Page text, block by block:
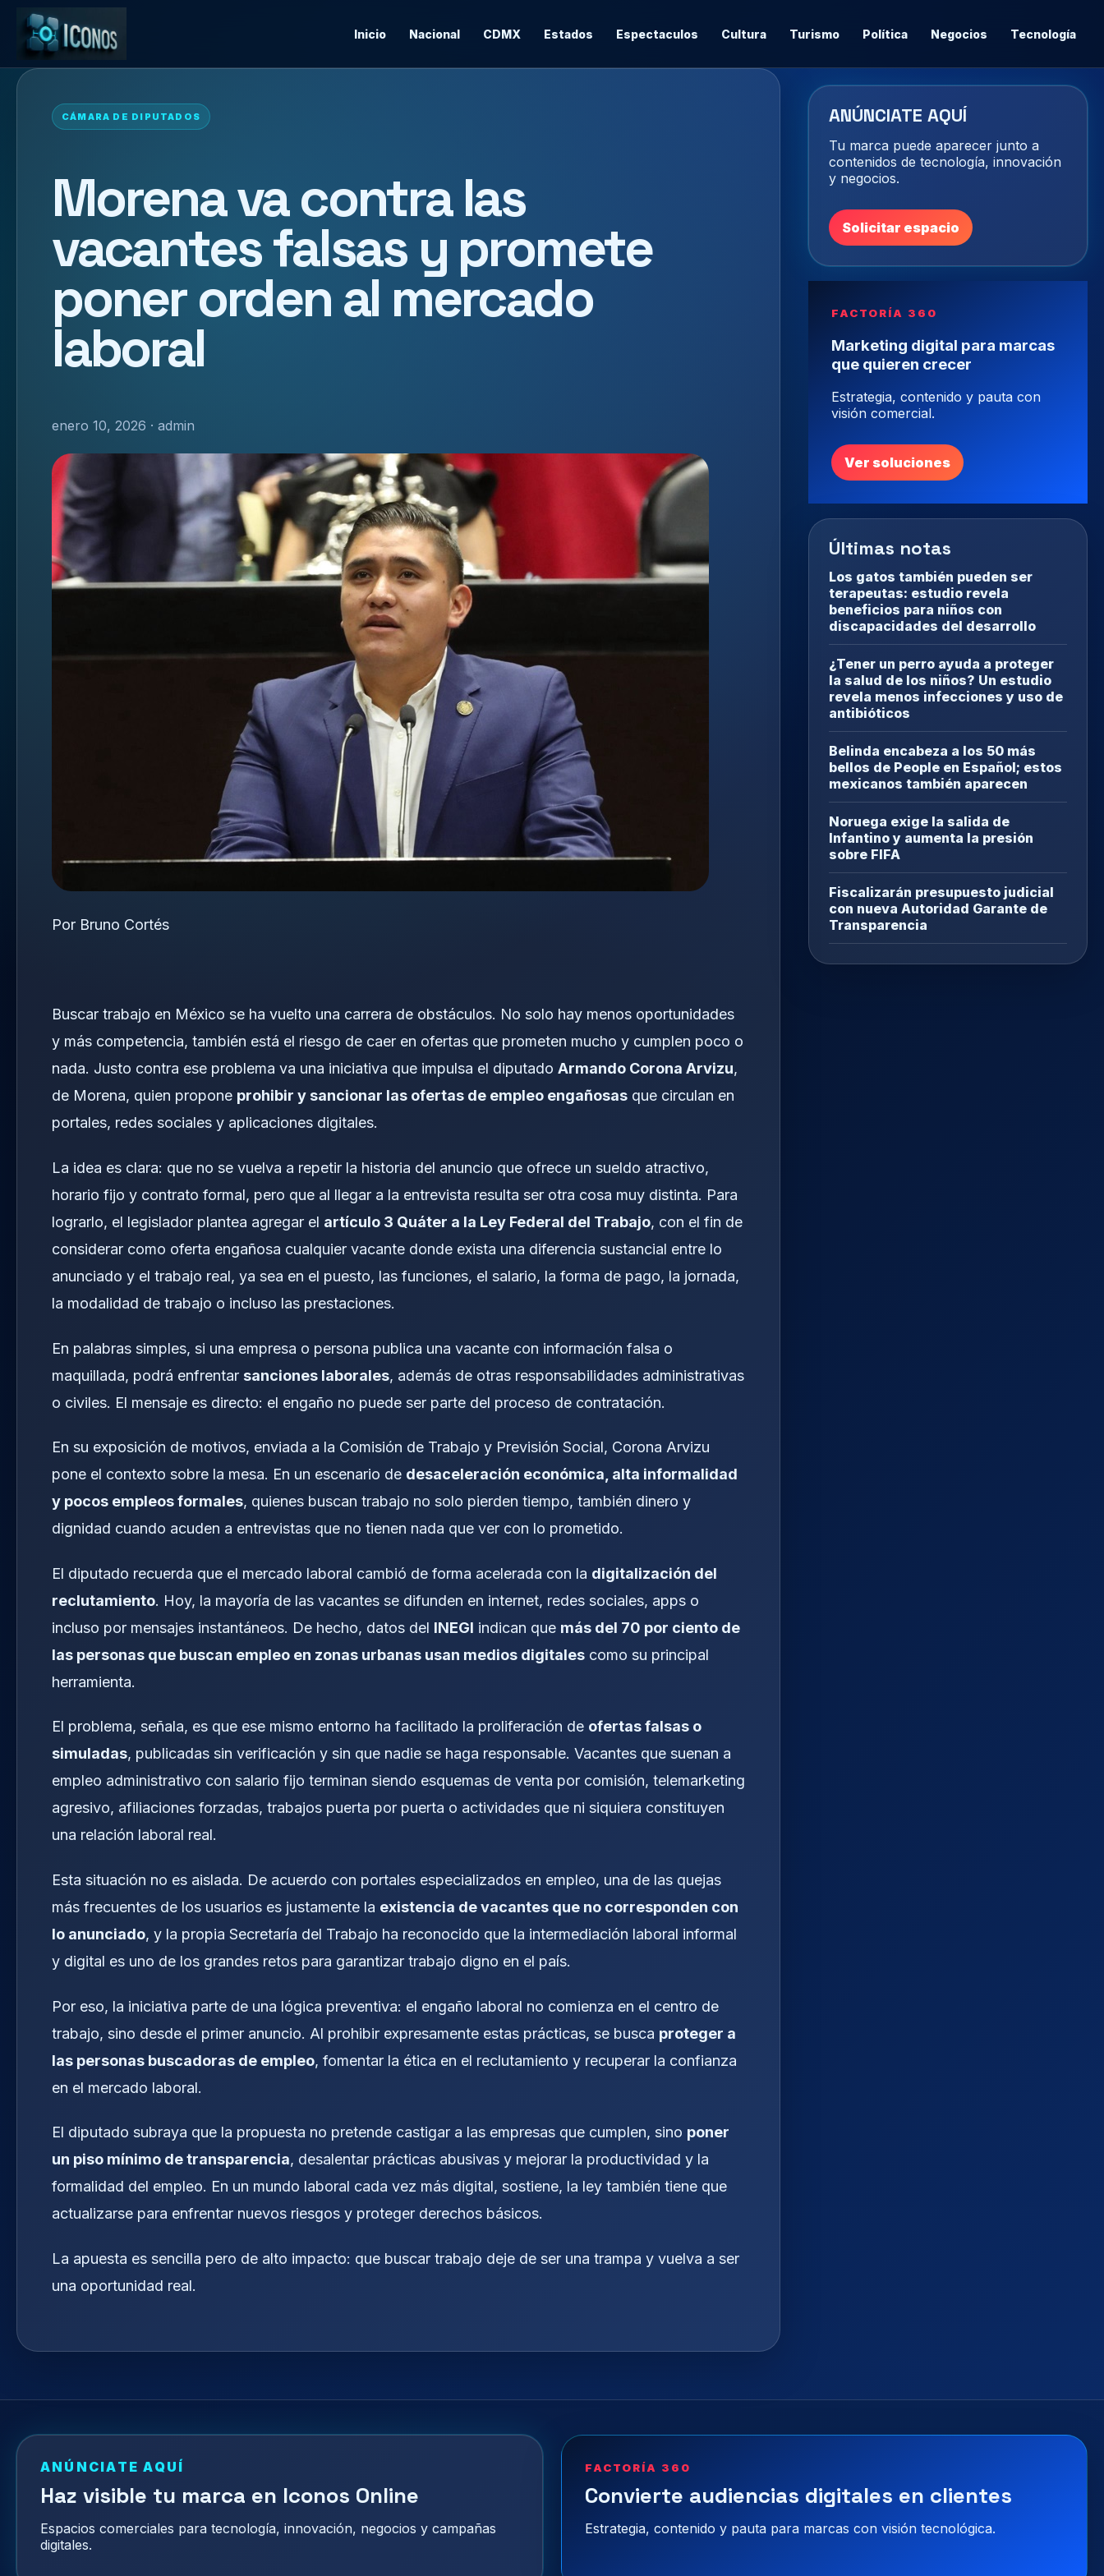
Inicio Nacional CDMX Estados Espectaculos Cultura Turismo Política Negocios Tecnología
CÁMARA DE DIPUTADOS
Morena va contra las
vacantes falsas y promete
poner orden al mercado
laboral
enero 10, 2026 · admin
Por Bruno Cortés
Buscar trabajo en México se ha vuelto una carrera de obstáculos. No solo hay menos oportunidades
y más competencia, también está el riesgo de caer en ofertas que prometen mucho y cumplen poco o
nada. Justo contra ese problema va una iniciativa que impulsa el diputado Armando Corona Arvizu,
de Morena, quien propone prohibir y sancionar las ofertas de empleo engañosas que circulan en
portales, redes sociales y aplicaciones digitales.
La idea es clara: que no se vuelva a repetir la historia del anuncio que ofrece un sueldo atractivo,
horario fijo y contrato formal, pero que al llegar a la entrevista resulta ser otra cosa muy distinta. Para
lograrlo, el legislador plantea agregar el artículo 3 Quáter a la Ley Federal del Trabajo, con el fin de
considerar como oferta engañosa cualquier vacante donde exista una diferencia sustancial entre lo
anunciado y el trabajo real, ya sea en el puesto, las funciones, el salario, la forma de pago, la jornada,
la modalidad de trabajo o incluso las prestaciones.
En palabras simples, si una empresa o persona publica una vacante con información falsa o
maquillada, podrá enfrentar sanciones laborales, además de otras responsabilidades administrativas
o civiles. El mensaje es directo: el engaño no puede ser parte del proceso de contratación.
En su exposición de motivos, enviada a la Comisión de Trabajo y Previsión Social, Corona Arvizu
pone el contexto sobre la mesa. En un escenario de desaceleración económica, alta informalidad
y pocos empleos formales, quienes buscan trabajo no solo pierden tiempo, también dinero y
dignidad cuando acuden a entrevistas que no tienen nada que ver con lo prometido.
El diputado recuerda que el mercado laboral cambió de forma acelerada con la digitalización del
reclutamiento. Hoy, la mayoría de las vacantes se difunden en internet, redes sociales, apps o
incluso por mensajes instantáneos. De hecho, datos del INEGI indican que más del 70 por ciento de
las personas que buscan empleo en zonas urbanas usan medios digitales como su principal
herramienta.
El problema, señala, es que ese mismo entorno ha facilitado la proliferación de ofertas falsas o
simuladas, publicadas sin verificación y sin que nadie se haga responsable. Vacantes que suenan a
empleo administrativo con salario fijo terminan siendo esquemas de venta por comisión, telemarketing
agresivo, afiliaciones forzadas, trabajos puerta por puerta o actividades que ni siquiera constituyen
una relación laboral real.
Esta situación no es aislada. De acuerdo con portales especializados en empleo, una de las quejas
más frecuentes de los usuarios es justamente la existencia de vacantes que no corresponden con
lo anunciado, y la propia Secretaría del Trabajo ha reconocido que la intermediación laboral informal
y digital es uno de los grandes retos para garantizar trabajo digno en el país.
Por eso, la iniciativa parte de una lógica preventiva: el engaño laboral no comienza en el centro de
trabajo, sino desde el primer anuncio. Al prohibir expresamente estas prácticas, se busca proteger a
las personas buscadoras de empleo, fomentar la ética en el reclutamiento y recuperar la confianza
en el mercado laboral.
El diputado subraya que la propuesta no pretende castigar a las empresas que cumplen, sino poner
un piso mínimo de transparencia, desalentar prácticas abusivas y mejorar la productividad y la
formalidad del empleo. En un mundo laboral cada vez más digital, sostiene, la ley también tiene que
actualizarse para enfrentar nuevos riesgos y proteger derechos básicos.
La apuesta es sencilla pero de alto impacto: que buscar trabajo deje de ser una trampa y vuelva a ser
una oportunidad real.
ANÚNCIATE AQUÍ
Tu marca puede aparecer junto a
contenidos de tecnología, innovación
y negocios.
Solicitar espacio
FACTORÍA 360
Marketing digital para marcas
que quieren crecer
Estrategia, contenido y pauta con
visión comercial.
Ver soluciones
Últimas notas
Los gatos también pueden ser
terapeutas: estudio revela
beneficios para niños con
discapacidades del desarrollo
¿Tener un perro ayuda a proteger
la salud de los niños? Un estudio
revela menos infecciones y uso de
antibióticos
Belinda encabeza a los 50 más
bellos de People en Español; estos
mexicanos también aparecen
Noruega exige la salida de
Infantino y aumenta la presión
sobre FIFA
Fiscalizarán presupuesto judicial
con nueva Autoridad Garante de
Transparencia
ANÚNCIATE AQUÍ
Haz visible tu marca en Iconos Online
Espacios comerciales para tecnología, innovación, negocios y campañas
digitales.
FACTORÍA 360
Convierte audiencias digitales en clientes
Estrategia, contenido y pauta para marcas con visión tecnológica.